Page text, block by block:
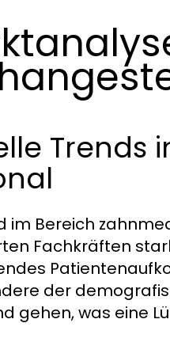
Trends
im Bereich
Fachkräften
der
gehen, was eine